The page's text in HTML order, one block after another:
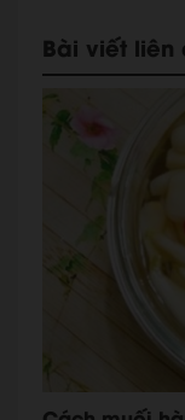
Bài viết liên